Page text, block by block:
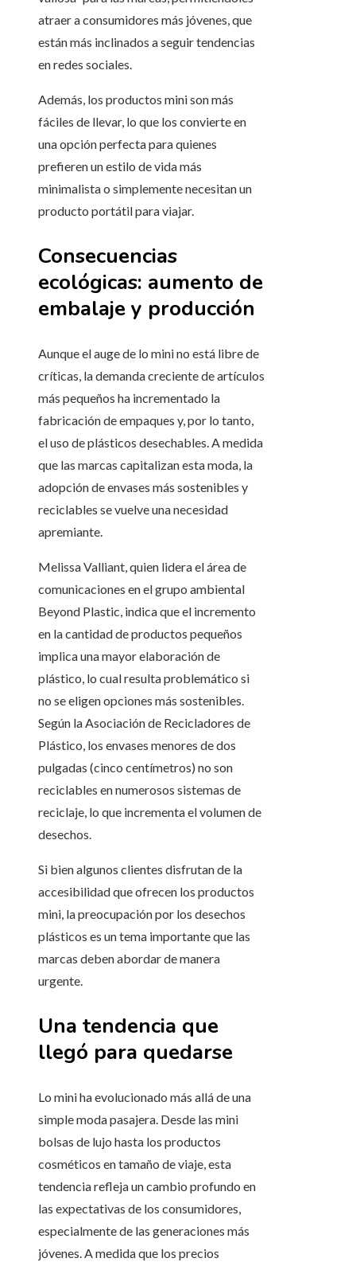
atraer a consumidores más jóvenes, que
están más inclinados a seguir tendencias
en redes sociales.
Además, los productos mini son más
fáciles de llevar, lo que los convierte en
una opción perfecta para quienes
prefieren un estilo de vida más
minimalista o simplemente necesitan un
producto portátil para viajar.
Consecuencias
ecológicas: aumento de
embalaje y producción
Aunque el auge de lo mini no está libre de
críticas, la demanda creciente de artículos
más pequeños ha incrementado la
fabricación de empaques y, por lo tanto,
el uso de plásticos desechables. A medida
que las marcas capitalizan esta moda, la
adopción de envases más sostenibles y
reciclables se vuelve una necesidad
apremiante.
Melissa Valliant, quien lidera el área de
comunicaciones en el grupo ambiental
Beyond Plastic, indica que el incremento
en la cantidad de productos pequeños
implica una mayor elaboración de
plástico, lo cual resulta problemático si
no se eligen opciones más sostenibles.
Según la Asociación de Recicladores de
Plástico, los envases menores de dos
pulgadas (cinco centímetros) no son
reciclables en numerosos sistemas de
reciclaje, lo que incrementa el volumen de
desechos.
Si bien algunos clientes disfrutan de la
accesibilidad que ofrecen los productos
mini, la preocupación por los desechos
plásticos es un tema importante que las
marcas deben abordar de manera
urgente.
Una tendencia que
llegó para quedarse
Lo mini ha evolucionado más allá de una
simple moda pasajera. Desde las mini
bolsas de lujo hasta los productos
cosméticos en tamaño de viaje, esta
tendencia refleja un cambio profundo en
las expectativas de los consumidores,
especialmente de las generaciones más
jóvenes. A medida que los precios